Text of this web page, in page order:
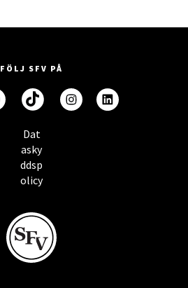
FÖLJ SFV PÅ
Dat
asky
ddsp
olicy